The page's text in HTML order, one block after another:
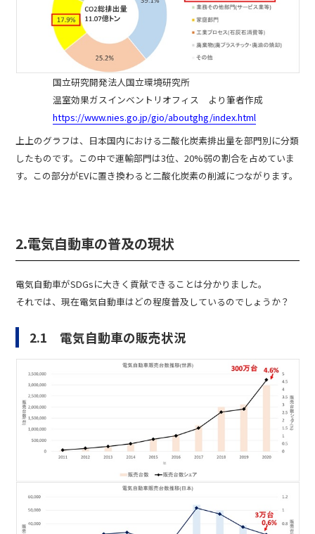
国立研究開発法人国立環境研究所
温室効果ガスインベントリオフィス より筆者作成
https://www.nies.go.jp/gio/aboutghg/index.html
上上のグラフは、日本国内における二酸化炭素排出量を部門別に分類
したものです。この中で運輸部門は3位、20%弱の割合を占めていま
す。この部分がEVに置き換わると二酸化炭素の削減につながります。
2.電気自動車の普及の現状
電気自動車がSDGsに大きく貢献できることは分かりました。
それでは、現在電気自動車はどの程度普及しているのでしょうか？
2.1 電気自動車の販売状況